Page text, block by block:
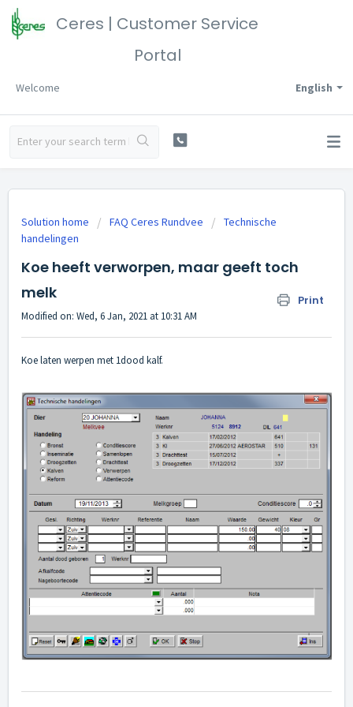
Ceres | Customer Service
Portal
English
Welcome
Solution home FAQ Ceres Rundvee
Technische
handelingen
Koe heeft verworpen, maar geeft toch
melk
Print
Modified on: Wed, 6 Jan, 2021 at 10:31 AM
Koe laten werpen met 1dood kalf.